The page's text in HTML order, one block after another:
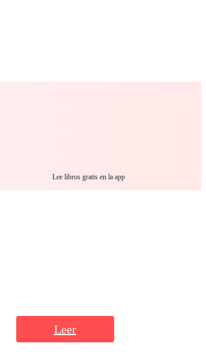
Lee libros gratis en la app
Leer